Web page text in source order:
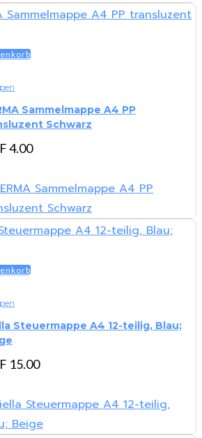
Sammelmappe A4 PP
Schwarz
4.00
Steuermappe A4 12-teilig, Blau;
15.00